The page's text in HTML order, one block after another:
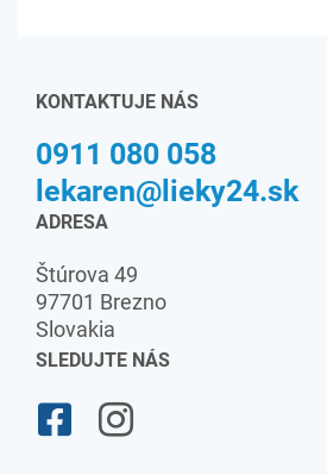
KONTAKTUJE NÁS
0911 080 058
lekaren@lieky24.sk
ADRESA
Štúrova 49
97701 Brezno
Slovakia
SLEDUJTE NÁS